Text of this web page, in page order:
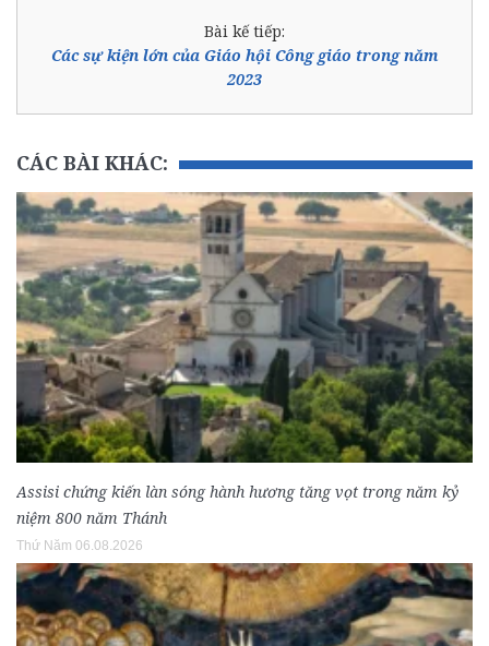
Bài kế tiếp:
Các sự kiện lớn của Giáo hội Công giáo trong năm
2023
CÁC BÀI KHÁC:
Assisi chứng kiến làn sóng hành hương tăng vọt trong năm kỷ
niệm 800 năm Thánh
Thứ Năm 06.08.2026